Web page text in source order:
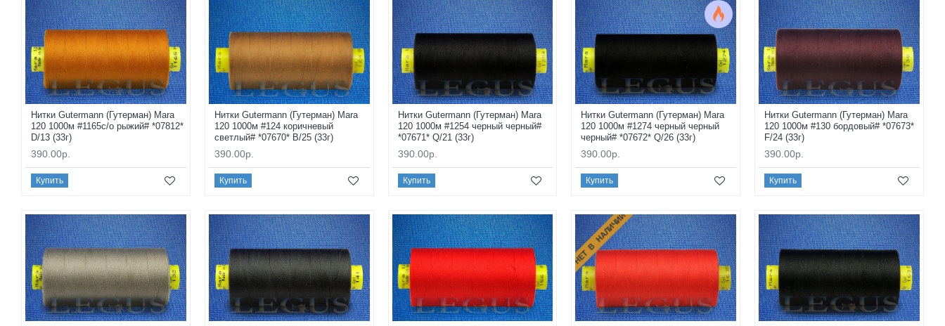
Нитки Gutermann (Гутерман) Mara
120 1000м #1165с/о рыжий# *07812*
D/13 (33г)
390.00р.
Купить
Нитки Gutermann (Гутерман) Mara
120 1000м #124 коричневый
светлый# *07670* B/25 (33г)
390.00р.
Купить
Нитки Gutermann (Гутерман) Mara
120 1000м #1254 черный черный#
*07671* Q/21 (33г)
390.00р.
Купить
Нитки Gutermann (Гутерман) Mara
120 1000м #1274 черный черный
черный# *07672* Q/26 (33г)
390.00р.
Купить
Нитки Gutermann (Гутерман) Mara
120 1000м #130 бордовый# *07673*
F/24 (33г)
390.00р.
Купить
НЕТ В НАЛИЧИИ